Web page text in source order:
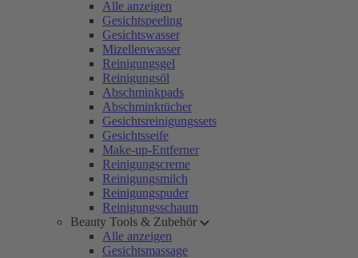
Alle anzeigen
Gesichtspeeling
Gesichtswasser
Mizellenwasser
Reinigungsgel
Reinigungsöl
Abschminkpads
Abschminktücher
Gesichtsreinigungssets
Gesichtsseife
Make-up-Entferner
Reinigungscreme
Reinigungsmilch
Reinigungspuder
Reinigungsschaum
Beauty Tools & Zubehör
Alle anzeigen
Gesichtsmassage